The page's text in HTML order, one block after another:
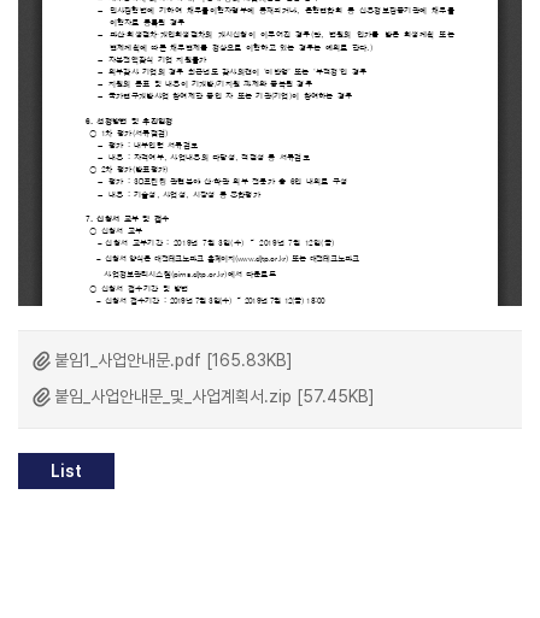
붙임1_사업안내문.pdf [165.83KB]
붙임_사업안내문_및_사업계획서.zip [57.45KB]
List